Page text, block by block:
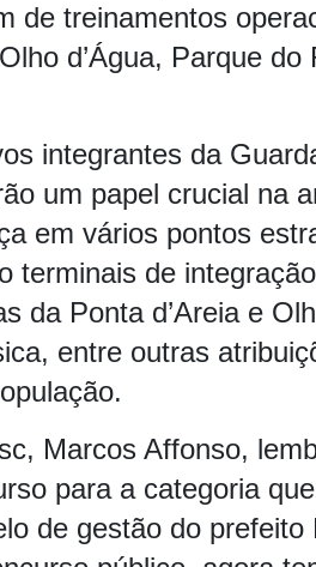
de treinamentos
d’Água, Parque do
integrantes da
um papel crucial na
em vários pontos
terminais de
da Ponta d’Areia e
entre outras
Marcos Affonso,
para a categoria
de gestão do prefeito